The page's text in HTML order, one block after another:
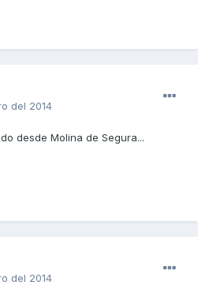
del 2014
desde Molina de Segura...
del 2014